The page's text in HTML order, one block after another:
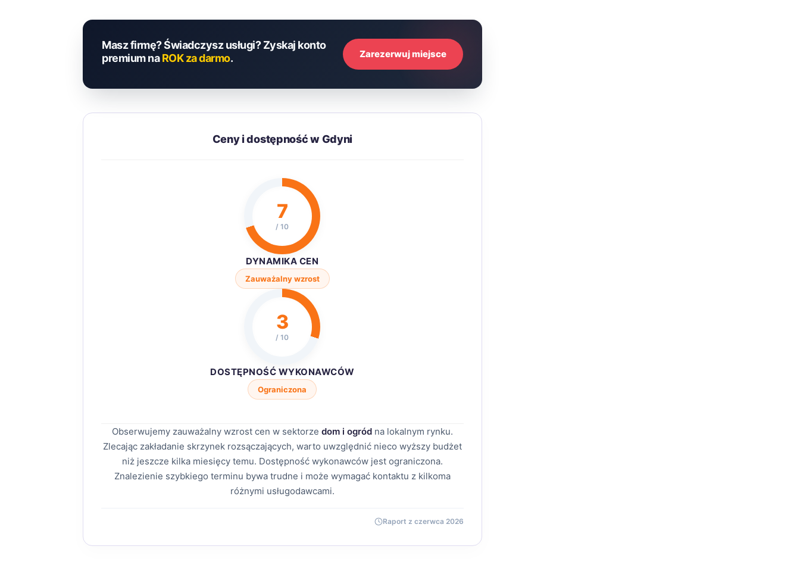
Masz firmę? Świadczysz usługi? Zyskaj konto
premium naROK za darmo. Zarezerwuj miejsce
Ceny i dostępność w Gdyni
7
/ 10
DYNAMIKA CEN
Zauważalny wzrost
3
/ 10
DOSTĘPNOŚĆ WYKONAWCÓW
Ograniczona
Obserwujemy zauważalny wzrost cen w sektorze dom i ogródna lokalnym rynku.
Zlecając zakładanie skrzynek rozsączających, warto uwzględnić nieco wyższy budżet
niż jeszcze kilka miesięcy temu. Dostępność wykonawców jest ograniczona.
Znalezienie szybkiego terminu bywa trudne i może wymagać kontaktu z kilkoma
różnymi usługodawcami.
Raport z czerwca 2026